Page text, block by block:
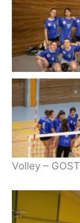
Volley –
Volley –
Volley – GOST